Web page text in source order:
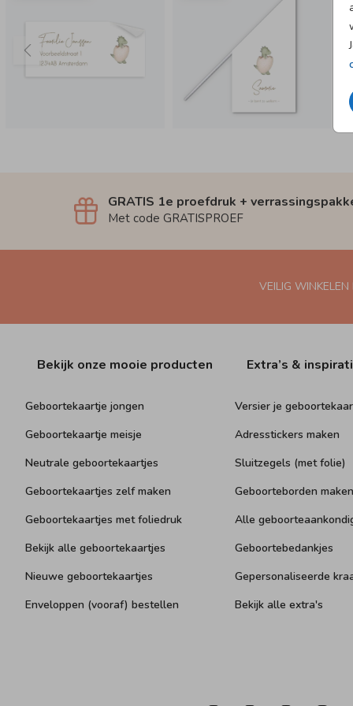
GRATIS 1e proefdruk +
Met code GRATISPROEF
VEILIG WINKELEN
Bekijk onze mooie producten
Geboortekaartje jongen
Geboortekaartje meisje
Neutrale geboortekaartjes
Geboortekaartjes zelf maken
Geboortekaartjes met foliedruk
Bekijk alle geboortekaartjes
Nieuwe geboortekaartjes
Enveloppen (vooraf) bestellen
Extra’s &
Versier je
Adresstickers maken
Sluitzegels (met folie)
Geboorteborden maken
Alle
Geboortebedankjes
Gepersonaliseerde
Bekijk alle extra's